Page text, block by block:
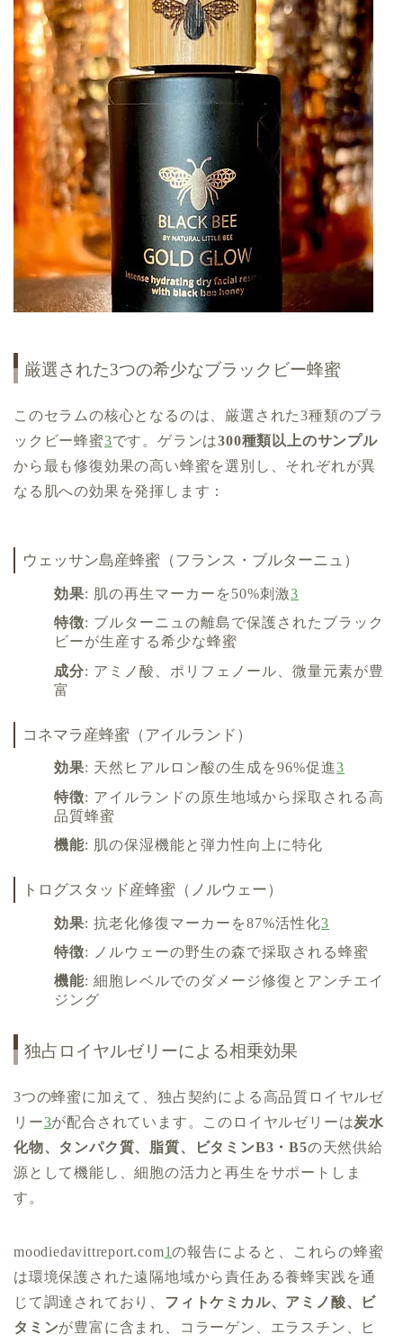
厳選された3つの希少なブラックビー蜂蜜
このセラムの核心となるのは、厳選された3種類のブラ
ックビー蜂蜜3です。ゲランは300種類以上のサンプル
から最も修復効果の高い蜂蜜を選別し、それぞれが異
なる肌への効果を発揮します：
ウェッサン島産蜂蜜（フランス・ブルターニュ）
効果: 肌の再生マーカーを50%刺激3
特徴: ブルターニュの離島で保護されたブラック
ビーが生産する希少な蜂蜜
成分: アミノ酸、ポリフェノール、微量元素が豊
富
コネマラ産蜂蜜（アイルランド）
効果: 天然ヒアルロン酸の生成を96%促進3
特徴: アイルランドの原生地域から採取される高
品質蜂蜜
機能: 肌の保湿機能と弾力性向上に特化
トログスタッド産蜂蜜（ノルウェー）
効果: 抗老化修復マーカーを87%活性化3
特徴: ノルウェーの野生の森で採取される蜂蜜
機能: 細胞レベルでのダメージ修復とアンチエイ
ジング
独占ロイヤルゼリーによる相乗効果
3つの蜂蜜に加えて、独占契約による高品質ロイヤルゼ
リー3が配合されています。このロイヤルゼリーは炭水
化物、タンパク質、脂質、ビタミンB3・B5の天然供給
源として機能し、細胞の活力と再生をサポートしま
す。
moodiedavittreport.com1の報告によると、これらの蜂蜜
は環境保護された遠隔地域から責任ある養蜂実践を通
じて調達されており、 フィトケミカル、アミノ酸、ビ
タミンが豊富に含まれ、コラーゲン、エラスチン、ヒ